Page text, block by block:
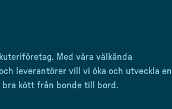
. Med våra välkända
leverantörer vill vi öka och utveckla en
bra kött från bonde till bord.